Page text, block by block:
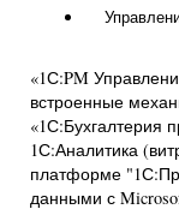
«1С:PM
встроенные
«1С:Бухгалтерия
1С:Аналитика
платформе
данными с